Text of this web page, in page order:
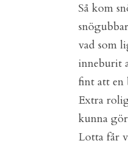
Så kom
vad som
inneburit
fint att en
Extra
kunna
Lotta får